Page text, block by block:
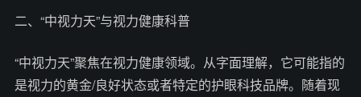
二、“中视力天”与视力健康科普
“中视力天”聚焦在视力健康领域。从字面理解，它可能指的
是视力的黄金/良好状态或者特定的护眼科技品牌。随着现